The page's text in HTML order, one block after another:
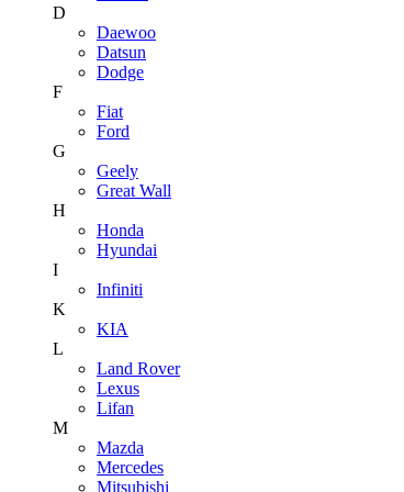
D
Daewoo
Datsun
Dodge
F
Fiat
Ford
G
Geely
Great Wall
H
Honda
Hyundai
I
Infiniti
K
KIA
L
Land Rover
Lexus
Lifan
M
Mazda
Mercedes
Mitsubishi